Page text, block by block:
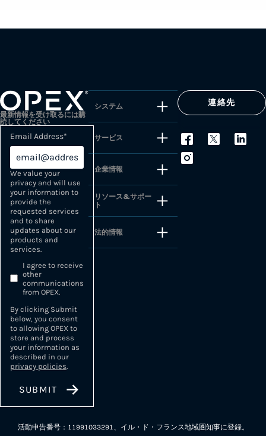
最新情報を受け取るには購
読してください
Email Address*
We value your
privacy and will use
your information to
provide the
requested services
and to share
updates about our
products and
services.
I agree to receive
other
communications
from OPEX.
By clicking Submit
below, you consent
to allowing OPEX to
store and process
your information as
described in our
privacy policies.
システム
サービス
企業情報
リソース&サポー
ト
法的情報
連絡先
活動申告番号：11991033291、イル・ド・フランス地域圏知事に登録。